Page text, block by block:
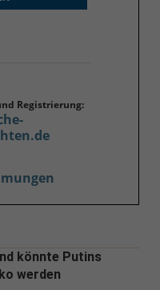
Registrierung:
könnte Putins
werden